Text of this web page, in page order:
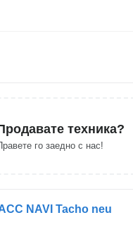
техника?
го заедно с нас!
NAVI Tacho neu